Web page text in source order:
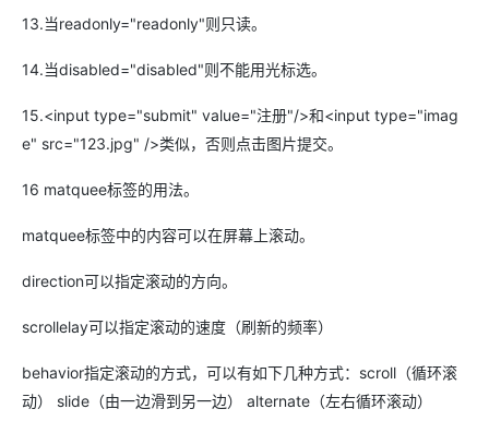
13.当readonly="readonly"则只读。
14.当disabled="disabled"则不能用光标选。
15.<input type="submit" value="注册"/>和<input type="imag
e" src="123.jpg" />类似，否则点击图片提交。
16 matquee标签的用法。
matquee标签中的内容可以在屏幕上滚动。
direction可以指定滚动的方向。
scrollelay可以指定滚动的速度（刷新的频率）
behavior指定滚动的方式，可以有如下几种方式：scroll（循环滚
动） slide（由一边滑到另一边） alternate（左右循环滚动）